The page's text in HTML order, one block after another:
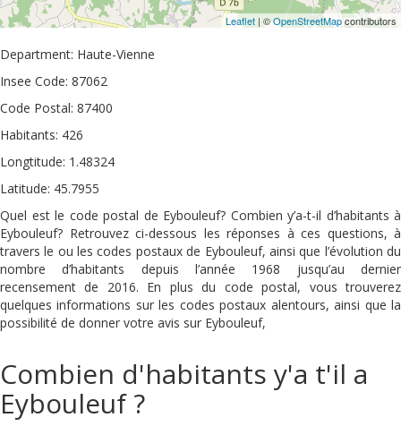
Leaflet | ©OpenStreetMapcontributors
Department: Haute-Vienne
Insee Code: 87062
Code Postal: 87400
Habitants: 426
Longtitude: 1.48324
Latitude: 45.7955
Quel est le code postal de Eybouleuf? Combien y’a-t-il d’habitants à
Eybouleuf? Retrouvez ci-dessous les réponses à ces questions, à
travers le ou les codes postaux de Eybouleuf, ainsi que l’évolution du
nombre d’habitants depuis l’année 1968 jusqu’au dernier
recensement de 2016. En plus du code postal, vous trouverez
quelques informations sur les codes postaux alentours, ainsi que la
possibilité de donner votre avis sur Eybouleuf,
Combien d'habitants y'a t'il a
Eybouleuf ?